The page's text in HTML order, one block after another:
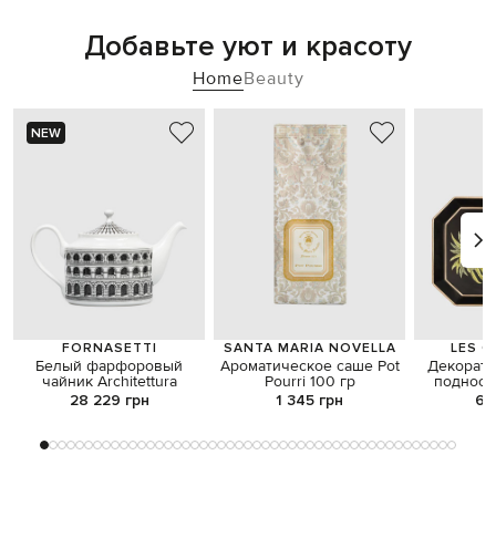
Добавьте уют и красоту
HomeBeauty
NEW
FORNASETTI
Белый фарфоровый
чайник Architettura
28 229 грн
SANTA MARIA NOVELLA
Ароматическое саше Pot
Pourri 100 гр
1 345 грн
LES
поднос
6